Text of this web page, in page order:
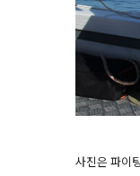
사진은 파이